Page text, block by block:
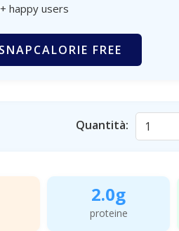
happy users
FREE
Quantità:
2.0g
proteine